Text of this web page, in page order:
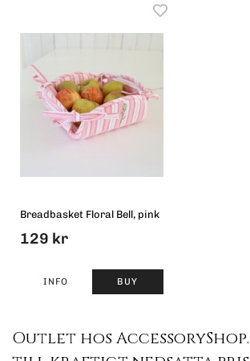
Breadbasket Floral Bell, pink
129 kr
INFO BUY
Outlet hos